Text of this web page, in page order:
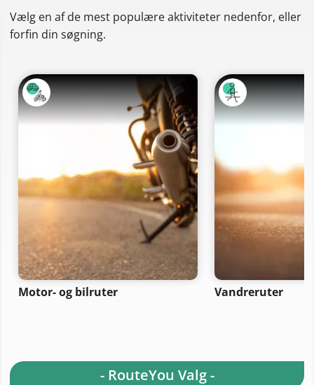
Vælg en af de mest populære aktiviteter nedenfor, eller
forfin din søgning.
Motor- og bilruter Vandreruter
- RouteYou Valg -